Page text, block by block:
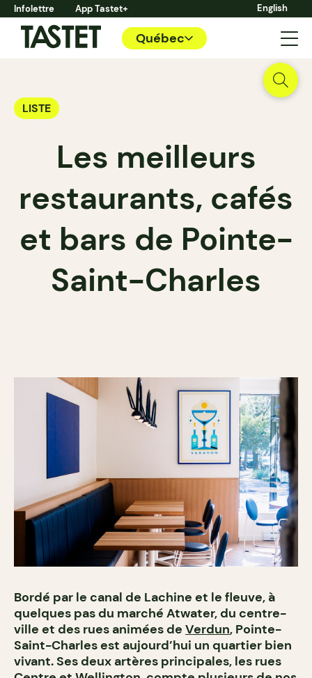
Infolettre App Tastet+ English
Québec
LISTE
Les meilleurs
restaurants, cafés
et bars de Pointe-
Saint-Charles
Bordé par le canal de Lachine et le fleuve, à
quelques pas du marché Atwater, du centre-
ville et des rues animées de Verdun, Pointe-
Saint-Charles est aujourd’hui un quartier bien
vivant. Ses deux artères principales, les rues